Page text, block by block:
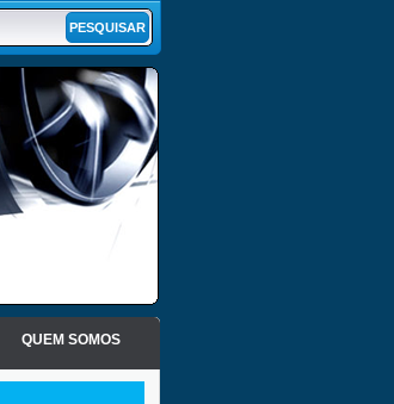
QUEM SOMOS